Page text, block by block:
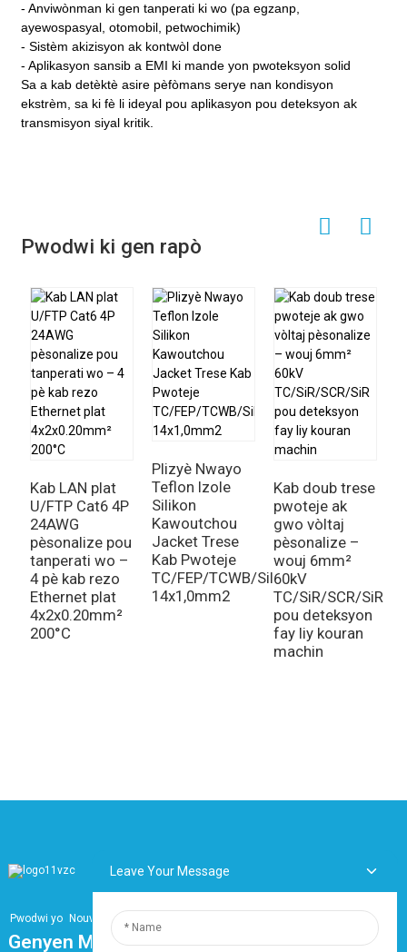
- Anviwònman ki gen tanperati ki wo (pa egzanp,
ayewospasyal, otomobil, petwochimik)
- Sistèm akizisyon ak kontwòl done
- Aplikasyon sansib a EMI ki mande yon pwoteksyon solid
Sa a kab detèktèasire pèfòmans serye nan kondisyon
ekstrèm, sa ki fè li ideyal pou aplikasyon pou deteksyon ak
transmisyon siyal kritik.
Pwodwi ki gen rapò
Kab LAN plat
U/FTP Cat6 4P
24AWG
pèsonalize pou
tanperati wo –
4 pè kab rezo
Ethernet plat
4x2x0.20mm²
200°C
Plizyè Nwayo
Teflon Izole
Silikon
Kawoutchou
Jacket Trese
Kab Pwoteje
TC/FEP/TCWB/Silikon
14x1,0mm2
Kab doub trese
pwoteje ak
gwo vòltaj
pèsonalize –
wouj 6mm²
60kV
TC/SiR/SCR/SiR
pou deteksyon
fay liy kouran
machin
Pwodwi yo Nouvèl
Genyen Mache A Ak Kalite Epi Bati Mak La Ak
Leave Your Message